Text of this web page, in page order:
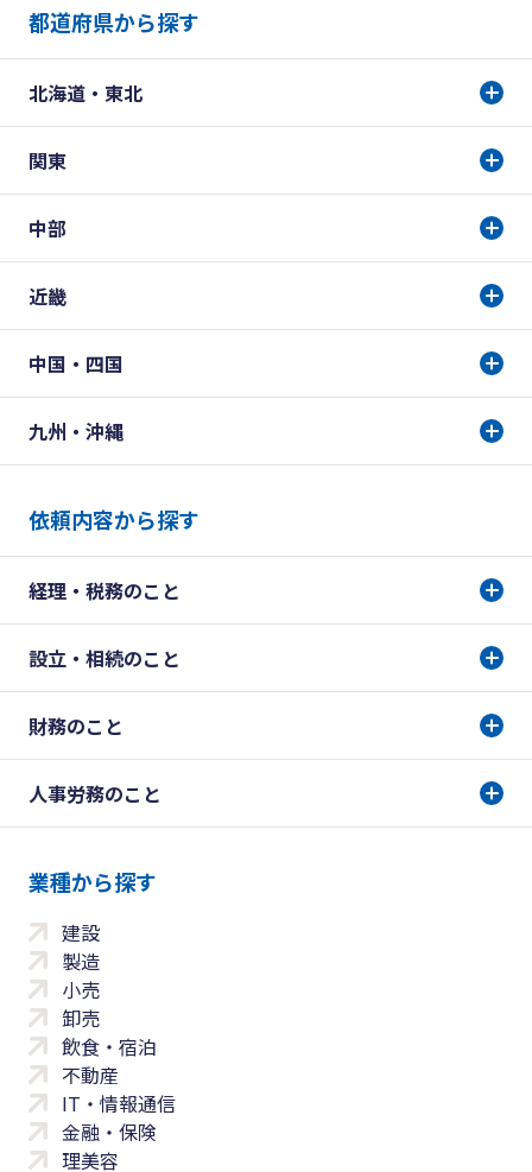
都道府県から探す
北海道・東北
関東
中部
近畿
中国・四国
九州・沖縄
依頼内容から探す
経理・税務のこと
設立・相続のこと
財務のこと
人事労務のこと
業種から探す
建設
製造
小売
卸売
飲食・宿泊
不動産
IT・情報通信
金融・保険
理美容